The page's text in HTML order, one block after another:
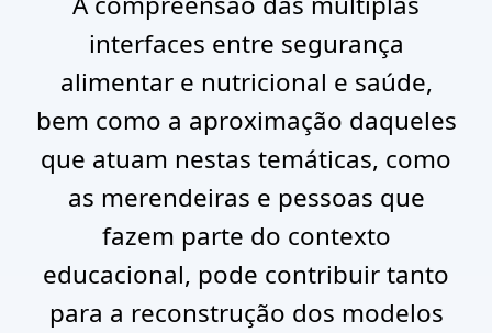
interfaces entre segurança
alimentar e nutricional e saúde,
bem como a aproximação daqueles
que atuam nestas temáticas, como
as merendeiras e pessoas que
fazem parte do contexto
educacional, pode contribuir tanto
para a reconstrução dos modelos